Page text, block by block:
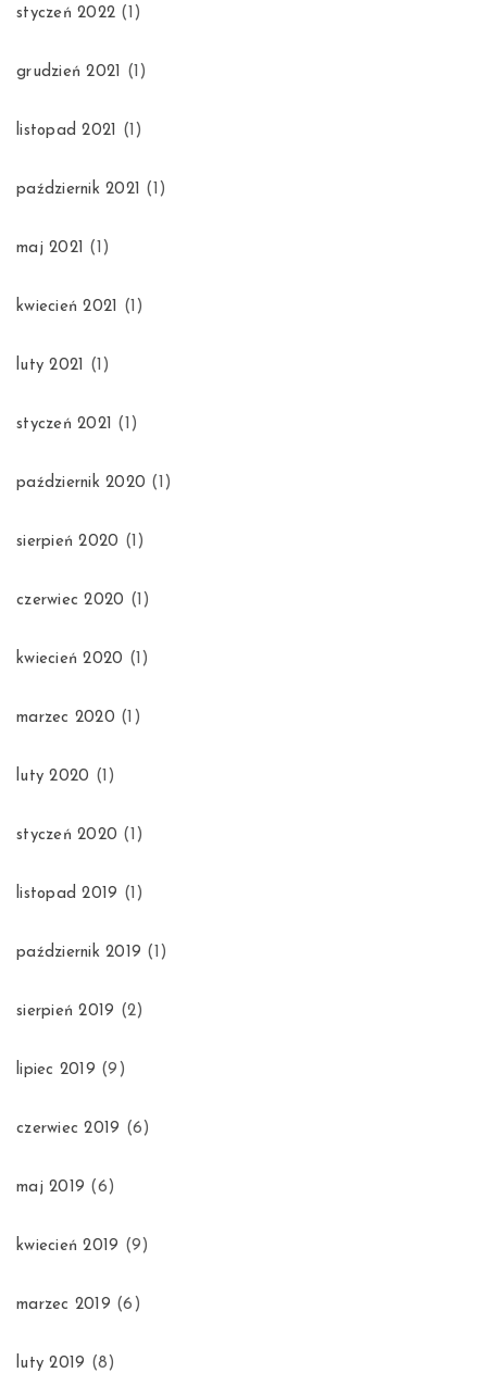
styczeń 2022 (1)
grudzień 2021 (1)
listopad 2021 (1)
październik 2021 (1)
maj 2021 (1)
kwiecień 2021 (1)
luty 2021 (1)
styczeń 2021 (1)
październik 2020 (1)
sierpień 2020 (1)
czerwiec 2020 (1)
kwiecień 2020 (1)
marzec 2020 (1)
luty 2020 (1)
styczeń 2020 (1)
listopad 2019 (1)
październik 2019 (1)
sierpień 2019 (2)
lipiec 2019 (9)
czerwiec 2019 (6)
maj 2019 (6)
kwiecień 2019 (9)
marzec 2019 (6)
luty 2019 (8)